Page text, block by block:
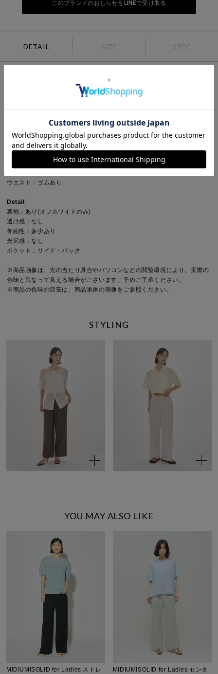
このブランドのおしらせをLINEで受け取る
DETAIL SIZE SPEC
だきやすいストレートイージーパンツです。足元まですっきりとしたフル
レングスのシルエットを表現しており足長効果のある1枚。オフホワイト
ころもポイント。サラッとした着心地と落ち着きのある女性らしいパンツ
スタイルを印象付けたボトムアイテムです。
Point
シルエット：ルーズ・ワイド
ウエスト：ゴムあり
Detail
裏地：あり(オフホワイトのみ)
透け感：なし
伸縮性：多少あり
光沢感：なし
ポケット：サイド・バック
※商品画像は、光の当たり具合やパソコンなどの閲覧環境により、実際の
色味と異なって見える場合がございます。予めご了承ください。
※商品の色味の目安は、商品単体の画像をご参照ください。
STYLING
YOU MAY ALSO LIKE
MIDIUMISOLID for Ladies ストレ
MIDIUMISOLID for Ladies センタ